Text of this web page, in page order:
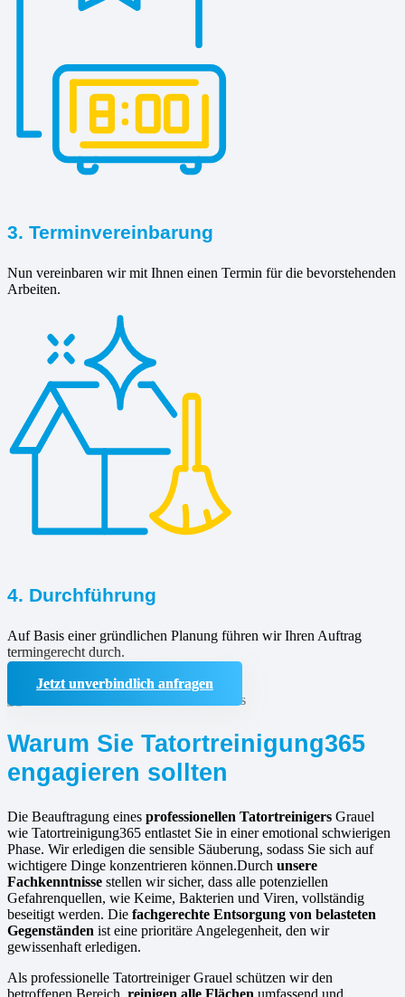
3. Terminvereinbarung
Nun vereinbaren wir mit Ihnen einen Termin für die bevorstehenden
Arbeiten.
4. Durchführung
Auf Basis einer gründlichen Planung führen wir Ihren Auftrag
termingerecht durch.
Jetzt unverbindlich anfragen
Warum Sie Tatortreinigung365
engagieren sollten
Die Beauftragung eines professionellen Tatortreinigers Grauel
wie Tatortreinigung365 entlastet Sie in einer emotional schwierigen
Phase. Wir erledigen die sensible Säuberung, sodass Sie sich auf
wichtigere Dinge konzentrieren können.Durch unsere
Fachkenntnisse stellen wir sicher, dass alle potenziellen
Gefahrenquellen, wie Keime, Bakterien und Viren, vollständig
beseitigt werden. Die fachgerechte Entsorgung von belasteten
Gegenständen ist eine prioritäre Angelegenheit, den wir
gewissenhaft erledigen.
Als professionelle Tatortreiniger Grauel schützen wir den
betroffenen Bereich, reinigen alle Flächen umfassend und